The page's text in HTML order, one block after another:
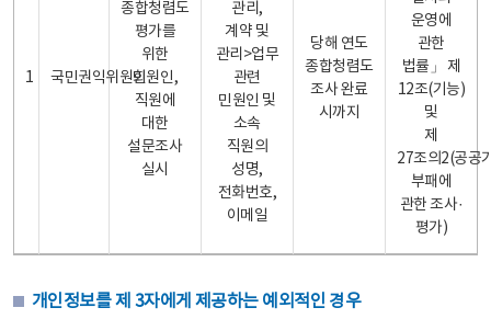
1 국민권익위원회
종합청렴도
평가를
위한
민원인,
직원에
대한
설문조사
실시
관리,
계약 및
관리>업무
관련
민원인 및
소속
직원의
성명,
전화번호,
이메일
당해 연도
종합청렴도
조사 완료
시까지
운영에
관한
법률」 제
12조(기능)
및
제
27조의2(공공
부패에
관한 조사·
평가)
개인정보를 제 3자에게 제공하는 예외적인 경우